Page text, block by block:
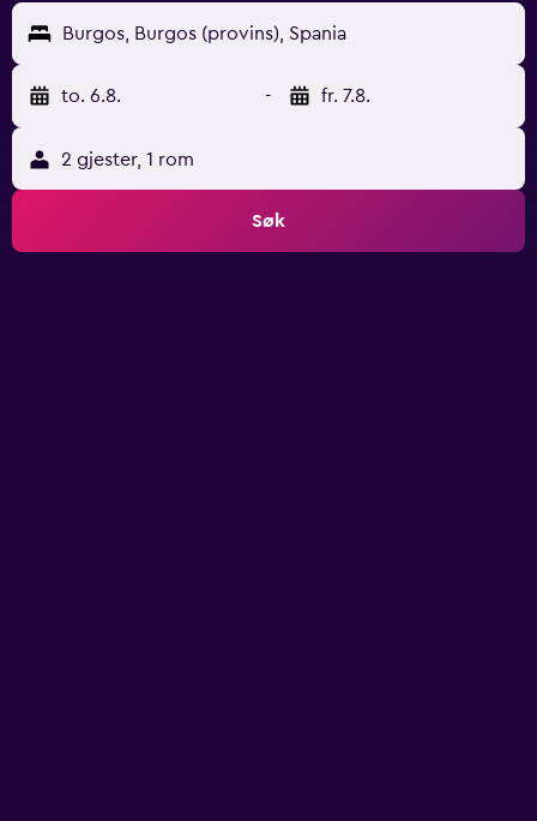
Burgos, Burgos (provins), Spania
to. 6.8. - fr. 7.8.
2 gjester, 1 rom
Søk